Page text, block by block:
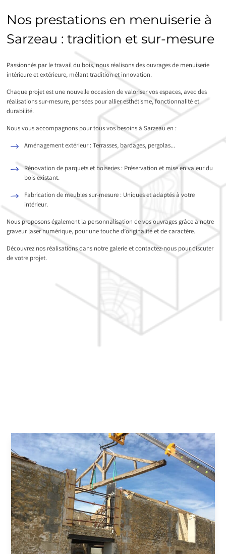
Nos prestations en menuiserie à
Sarzeau : tradition et sur-mesure
Passionnés par le travail du bois, nous réalisons des ouvrages de menuiserie
intérieure et extérieure, mêlant tradition et innovation.
Chaque projet est une nouvelle occasion de valoriser vos espaces, avec des
réalisations sur-mesure, pensées pour allier esthétisme, fonctionnalité et
durabilité.
Nous vous accompagnons pour tous vos besoins à Sarzeau en :
Aménagement extérieur : Terrasses, bardages, pergolas…
Rénovation de parquets et boiseries : Préservation et mise en valeur du
bois existant.
Fabrication de meubles sur-mesure : Uniques et adaptés à votre
intérieur.
Nous proposons également la personnalisation de vos ouvrages grâce à notre
graveur laser numérique, pour une touche d’originalité et de caractère.
Découvrez nos réalisations dans notre galerie et contactez-nous pour discuter
de votre projet.